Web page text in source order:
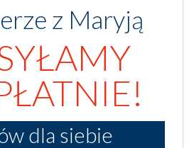
z Maryją
dla siebie